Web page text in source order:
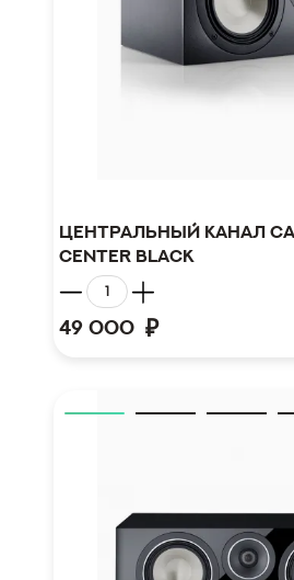
Центральный канал
Center Black
49 000 ₽